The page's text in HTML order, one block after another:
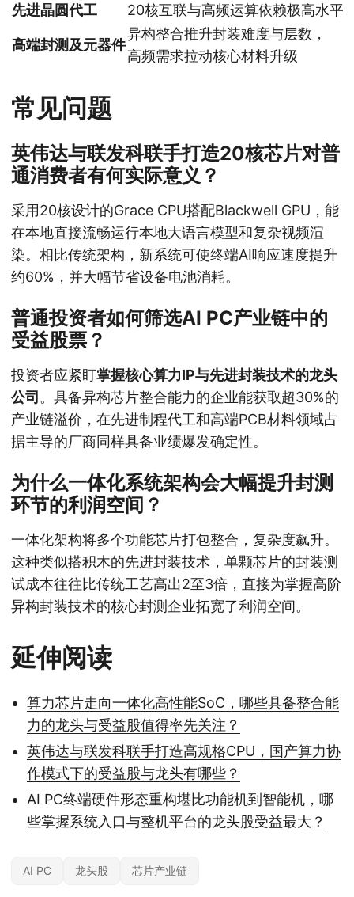
先进晶圆代工 20核互联与高频运算依赖极高水平
高端封测及元器件
异构整合推升封装难度与层数，
高频需求拉动核心材料升级
常见问题
英伟达与联发科联手打造20核芯片对普
通消费者有何实际意义？
采用20核设计的Grace CPU搭配Blackwell GPU，能
在本地直接流畅运行本地大语言模型和复杂视频渲
染。相比传统架构，新系统可使终端AI响应速度提升
约60%，并大幅节省设备电池消耗。
普通投资者如何筛选AI PC产业链中的
受益股票？
投资者应紧盯掌握核心算力IP与先进封装技术的龙头
公司。具备异构芯片整合能力的企业能获取超30%的
产业链溢价，在先进制程代工和高端PCB材料领域占
据主导的厂商同样具备业绩爆发确定性。
为什么一体化系统架构会大幅提升封测
环节的利润空间？
一体化架构将多个功能芯片打包整合，复杂度飙升。
这种类似搭积木的先进封装技术，单颗芯片的封装测
试成本往往比传统工艺高出2至3倍，直接为掌握高阶
异构封装技术的核心封测企业拓宽了利润空间。
延伸阅读
算力芯片走向一体化高性能SoC，哪些具备整合能
力的龙头与受益股值得率先关注？
英伟达与联发科联手打造高规格CPU，国产算力协
作模式下的受益股与龙头有哪些？
AI PC终端硬件形态重构堪比功能机到智能机，哪
些掌握系统入口与整机平台的龙头股受益最大？
AI PC 龙头股 芯片产业链